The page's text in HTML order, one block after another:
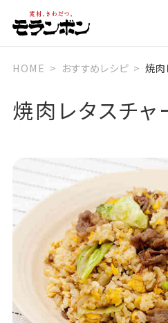
HOME おすすめレシピ 焼肉
焼肉レタスチャ